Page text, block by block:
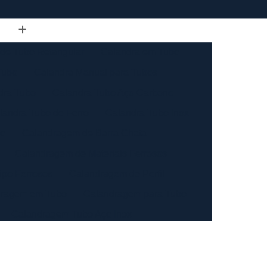
Inox